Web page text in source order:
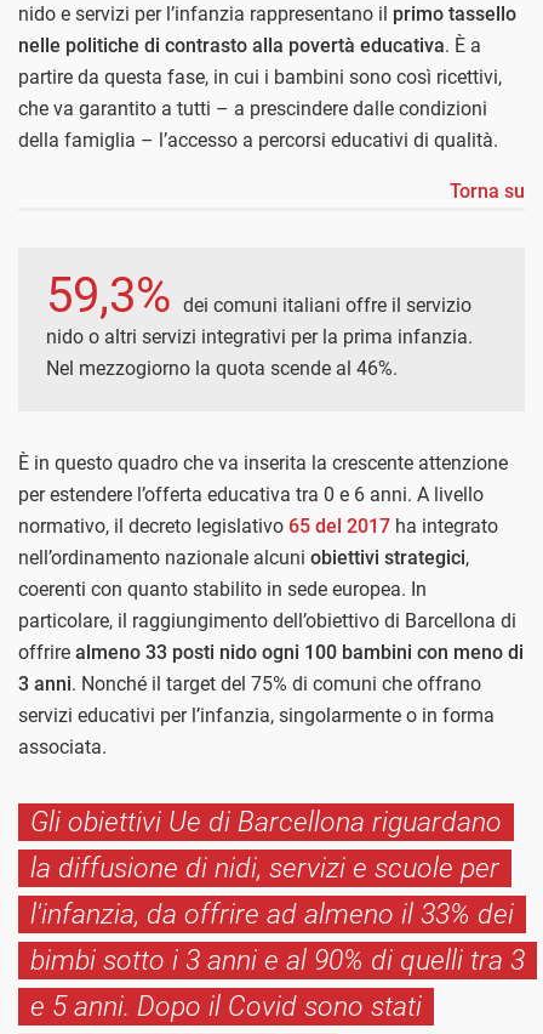
nido e servizi per l’infanzia rappresentano il primo tassello
nelle politiche di contrasto alla povertà educativa. È a
partire da questa fase, in cui i bambini sono così ricettivi,
che va garantito a tutti – a prescindere dalle condizioni
della famiglia – l’accesso a percorsi educativi di qualità.
Torna su
59,3% dei comuni italiani offre il servizio
nido o altri servizi integrativi per la prima infanzia.
Nel mezzogiorno la quota scende al 46%.
È in questo quadro che va inserita la crescente attenzione
per estendere l’offerta educativa tra 0 e 6 anni. A livello
normativo, il decreto legislativo 65 del 2017 ha integrato
nell’ordinamento nazionale alcuni obiettivi strategici,
coerenti con quanto stabilito in sede europea. In
particolare, il raggiungimento dell’obiettivo di Barcellona di
offrire almeno 33 posti nido ogni 100 bambini con meno di
3 anni. Nonché il target del 75% di comuni che offrano
servizi educativi per l’infanzia, singolarmente o in forma
associata.
Gli obiettivi Ue di Barcellona riguardano
la diffusione di nidi, servizi e scuole per
l'infanzia, da offrire ad almeno il 33% dei
bimbi sotto i 3 anni e al 90% di quelli tra 3
e 5 anni. Dopo il Covid sono stati